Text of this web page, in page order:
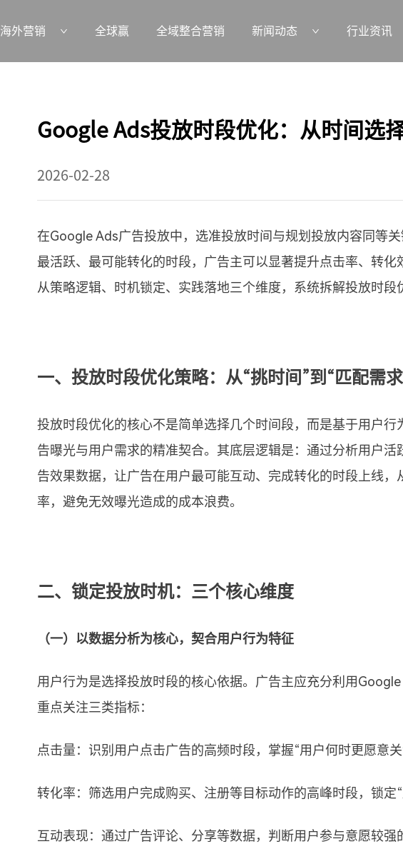
海外营销 全球赢 全域整合营销 新闻动态 行业资讯
Google Ads投放时段优化：从时间选
2026-02-28
在Google Ads广告投放中，选准投放时间与规划投放内容同等
最活跃、最可能转化的时段，广告主可以显著提升点击率、转化
从策略逻辑、时机锁定、实践落地三个维度，系统拆解投放时段
一、投放时段优化策略：从“挑时间”到“匹配需
投放时段优化的核心不是简单选择几个时间段，而是基于用户行
告曝光与用户需求的精准契合。其底层逻辑是：通过分析用户活
告效果数据，让广告在用户最可能互动、完成转化的时段上线，
率，避免无效曝光造成的成本浪费。
二、锁定投放时机：三个核心维度
（一）以数据分析为核心，契合用户行为特征
用户行为是选择投放时段的核心依据。广告主应充分利用Google
重点关注三类指标：
点击量：识别用户点击广告的高频时段，掌握“用户何时更愿意
转化率：筛选用户完成购买、注册等目标动作的高峰时段，锁定
互动表现：通过广告评论、分享等数据，判断用户参与意愿较强